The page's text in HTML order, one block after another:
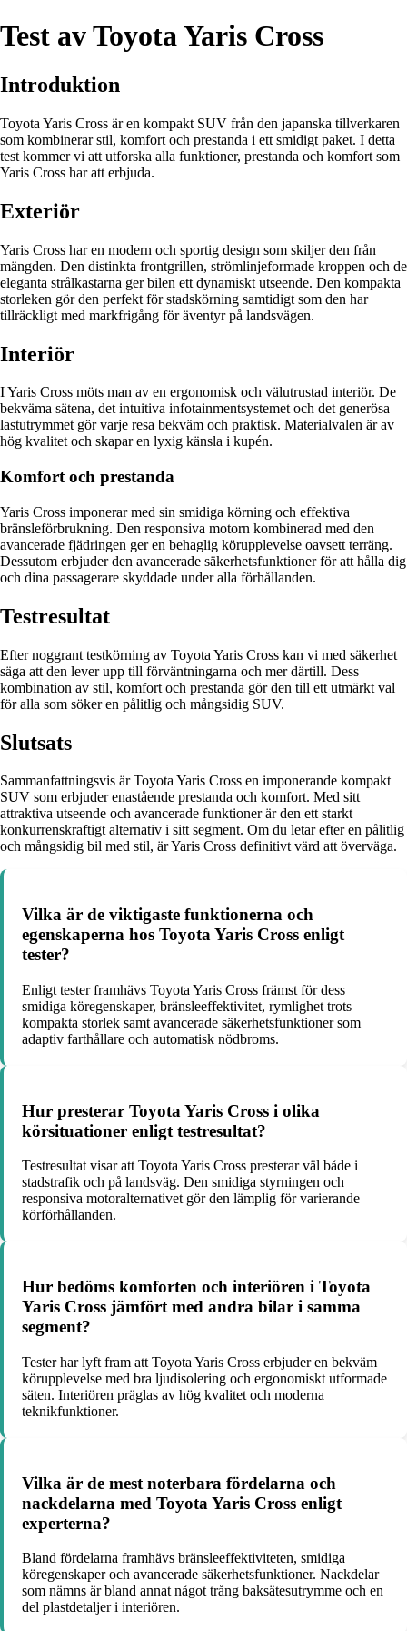
Test av Toyota Yaris Cross
Introduktion
Toyota Yaris Cross är en kompakt SUV från den japanska tillverkaren
som kombinerar stil, komfort och prestanda i ett smidigt paket. I detta
test kommer vi att utforska alla funktioner, prestanda och komfort som
Yaris Cross har att erbjuda.
Exteriör
Yaris Cross har en modern och sportig design som skiljer den från
mängden. Den distinkta frontgrillen, strömlinjeformade kroppen och de
eleganta strålkastarna ger bilen ett dynamiskt utseende. Den kompakta
storleken gör den perfekt för stadskörning samtidigt som den har
tillräckligt med markfrigång för äventyr på landsvägen.
Interiör
I Yaris Cross möts man av en ergonomisk och välutrustad interiör. De
bekväma sätena, det intuitiva infotainmentsystemet och det generösa
lastutrymmet gör varje resa bekväm och praktisk. Materialvalen är av
hög kvalitet och skapar en lyxig känsla i kupén.
Komfort och prestanda
Yaris Cross imponerar med sin smidiga körning och effektiva
bränsleförbrukning. Den responsiva motorn kombinerad med den
avancerade fjädringen ger en behaglig körupplevelse oavsett terräng.
Dessutom erbjuder den avancerade säkerhetsfunktioner för att hålla dig
och dina passagerare skyddade under alla förhållanden.
Testresultat
Efter noggrant testkörning av Toyota Yaris Cross kan vi med säkerhet
säga att den lever upp till förväntningarna och mer därtill. Dess
kombination av stil, komfort och prestanda gör den till ett utmärkt val
för alla som söker en pålitlig och mångsidig SUV.
Slutsats
Sammanfattningsvis är Toyota Yaris Cross en imponerande kompakt
SUV som erbjuder enastående prestanda och komfort. Med sitt
attraktiva utseende och avancerade funktioner är den ett starkt
konkurrenskraftigt alternativ i sitt segment. Om du letar efter en pålitlig
och mångsidig bil med stil, är Yaris Cross definitivt värd att överväga.
Vilka är de viktigaste funktionerna och
egenskaperna hos Toyota Yaris Cross enligt
tester?
Enligt tester framhävs Toyota Yaris Cross främst för dess
smidiga köregenskaper, bränsleeffektivitet, rymlighet trots
kompakta storlek samt avancerade säkerhetsfunktioner som
adaptiv farthållare och automatisk nödbroms.
Hur presterar Toyota Yaris Cross i olika
körsituationer enligt testresultat?
Testresultat visar att Toyota Yaris Cross presterar väl både i
stadstrafik och på landsväg. Den smidiga styrningen och
responsiva motoralternativet gör den lämplig för varierande
körförhållanden.
Hur bedöms komforten och interiören i Toyota
Yaris Cross jämfört med andra bilar i samma
segment?
Tester har lyft fram att Toyota Yaris Cross erbjuder en bekväm
körupplevelse med bra ljudisolering och ergonomiskt utformade
säten. Interiören präglas av hög kvalitet och moderna
teknikfunktioner.
Vilka är de mest noterbara fördelarna och
nackdelarna med Toyota Yaris Cross enligt
experterna?
Bland fördelarna framhävs bränsleeffektiviteten, smidiga
köregenskaper och avancerade säkerhetsfunktioner. Nackdelar
som nämns är bland annat något trång baksätesutrymme och en
del plastdetaljer i interiören.